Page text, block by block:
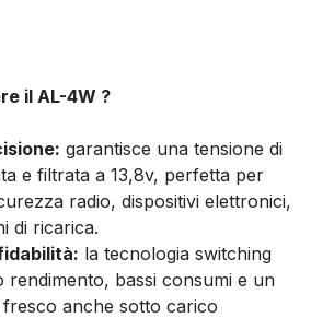
il AL-4W ?
garantisce una tensione di
e filtrata a 13,8v, perfetta per
radio, dispositivi elettronici,
di ricarica.
la tecnologia switching
rendimento, bassi consumi e un
anche sotto carico